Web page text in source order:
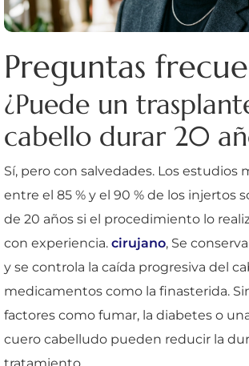
Preguntas
¿Puede un
cabello durar 20
Sí, pero con salvedades. Los estudios
entre el 85 % y el 90 % de los injertos
de 20 años si el procedimiento lo
con experiencia. cirujano, Se
y se controla la caída progresiva del
medicamentos como la finasterida.
factores como fumar, la diabetes o
cuero cabelludo pueden reducir la